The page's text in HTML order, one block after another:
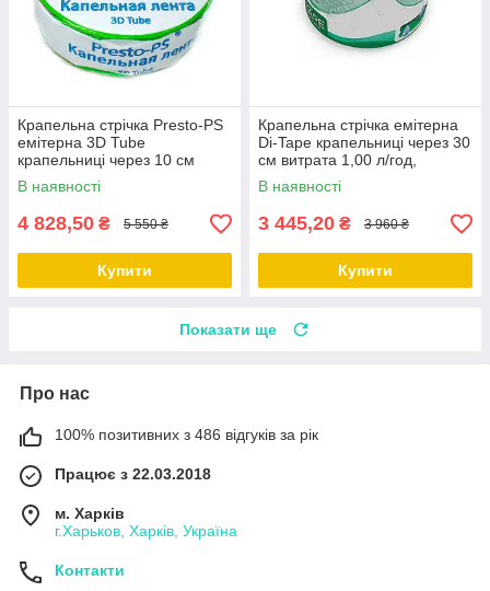
Крапельна стрічка Presto-PS
емітерна 3D Tube
крапельниці через 10 см
витрата 1,38 л/год, довжина
2000 м 3D-7-10-2000
В наявності
4 828,50 ₴ 5 550 ₴
Купити
Крапельна стрічка емітерна
Di-Tape крапельниці через 30
см витрата 1,00 л/год,
довжина 2000 м, (DI-30-2000)
В наявності
3 445,20 ₴ 3 960 ₴
Купити
Показати ще
Про нас
100% позитивних з 486 відгуків за рік
Працює з 22.03.2018
м. Харків
г.Харьков, Харків, Україна
Контакти